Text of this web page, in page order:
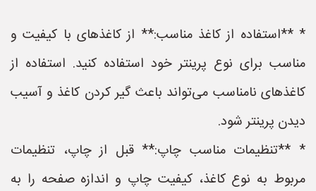
* **استفاده از کاغذ مناسب:** از کاغذهای با کیفیت و
مناسب برای نوع پرینتر خود استفاده کنید. استفاده از
کاغذهای نامناسب می‌تواند باعث گیر کردن کاغذ و آسیب
دیدن پرینتر شود.
* **تنظیمات مناسب چاپ:** قبل از چاپ، تنظیمات
مربوط به نوع کاغذ، کیفیت چاپ و اندازه صفحه را به